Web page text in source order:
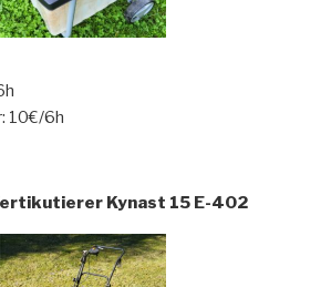
10€/6h
Kynast 15 E-402